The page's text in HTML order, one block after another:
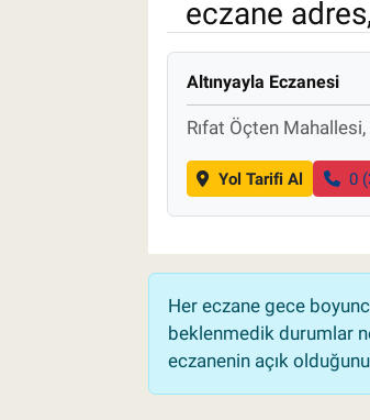
eczane
Altınyayla Eczanesi
Rıfat Öçten
Yol Tarifi Al 0
Her eczane gece
beklenmedik durumlar
eczanenin açık
Yetiştirici Soruyor
Üretici Birlikleri
Şeker ve Şekerli Mamüller